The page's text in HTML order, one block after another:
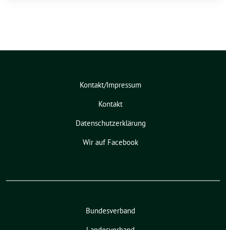
Kontakt/Impressum
Kontakt
Datenschutzerklärung
Wir auf Facebook
Bundesverband